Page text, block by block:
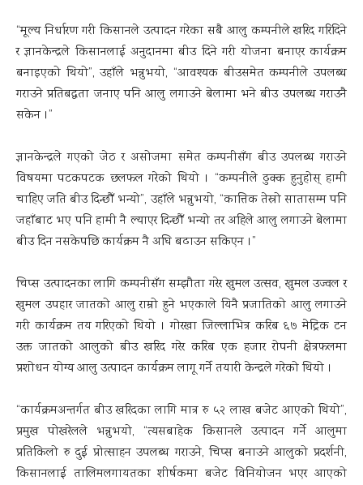
“मूल्य निर्धारण गरी किसानले उत्पादन गरेका सबै आलु कम्पनीले खरिद गरिदिने
र ज्ञानकेन्द्रले किसानलाई अनुदानमा बीउ दिने गरी योजना बनाएर कार्यक्रम
बनाइएको थियो”, उहाँले भन्नुभयो, “आवश्यक बीउसमेत कम्पनीले उपलब्ध
गराउने प्रतिबद्धता जनाए पनि आलु लगाउने बेलामा भने बीउ उपलब्ध गराउनै
सकेन ।”
ज्ञानकेन्द्रले गएको जेठ र असोजमा समेत कम्पनीसँग बीउ उपलब्ध गराउने
विषयमा पटकपटक छलफल गरेको थियो । “कम्पनीले ढुक्क हुनुहोस् हामी
चाहिए जति बीउ दिन्छौँ भन्यो”, उहाँले भन्नुभयो, “कात्तिक तेस्रो सातासम्म पनि
जहाँबाट भए पनि हामी नै ल्याएर दिन्छौँ भन्यो तर अहिले आलु लगाउने बेलामा
बीउ दिन नसकेपछि कार्यक्रम नै अघि बढाउन सकिएन ।”
चिप्स उत्पादनका लागि कम्पनीसँग सम्झौता गरेर खुमल उत्सव, खुमल उज्वल र
खुमल उपहार जातको आलु राम्रो हुने भएकाले यिनै प्रजातिको आलु लगाउने
गरी कार्यक्रम तय गरिएको थियो । गोरखा जिल्लाभित्र करिब ६७ मेट्रिक टन
उक्त जातको आलुको बीउ खरिद गरेर करिब एक हजार रोपनी क्षेत्रफलमा
प्रशोधन योग्य आलु उत्पादन कार्यक्रम लागू गर्ने तयारी केन्द्रले गरेको थियो ।
“कार्यक्रमअन्तर्गत बीउ खरिदका लागि मात्र रु ५२ लाख बजेट आएको थियो”,
प्रमुख पोखरेलले भन्नुभयो, “त्यसबाहेक किसानले उत्पादन गर्ने आलुमा
प्रतिकिलो रु दुई प्रोत्साहन उपलब्ध गराउने, चिप्स बनाउने आलुको प्रदर्शनी,
किसानलाई तालिमलगायतका शीर्षकमा बजेट विनियोजन भएर आएको